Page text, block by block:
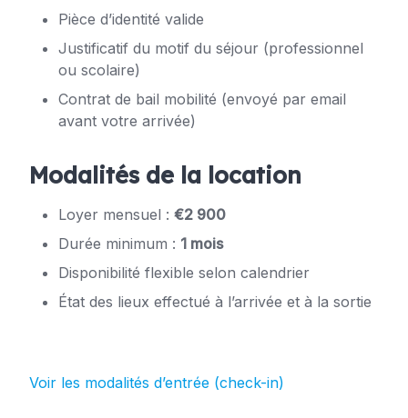
Pièce d’identité valide
Justificatif du motif du séjour (professionnel
ou scolaire)
Contrat de bail mobilité (envoyé par email
avant votre arrivée)
Modalités de la location
Loyer mensuel : €2 900
Durée minimum : 1 mois
Disponibilité flexible selon calendrier
État des lieux effectué à l’arrivée et à la sortie
Voir les modalités d’entrée (check-in)